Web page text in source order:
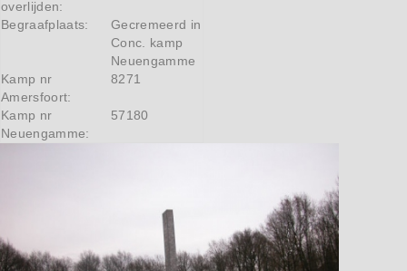
overlijden:
Begraafplaats:
Gecremeerd in
Conc. kamp
Neuengamme
Kamp nr
Amersfoort:
8271
Kamp nr
Neuengamme:
57180